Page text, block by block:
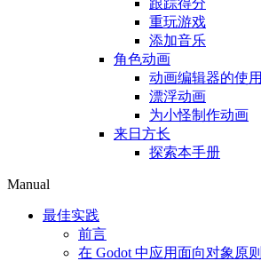
跟踪得分
重玩游戏
添加音乐
角色动画
动画编辑器的使用
漂浮动画
为小怪制作动画
来日方长
探索本手册
Manual
最佳实践
前言
在 Godot 中应用面向对象原则